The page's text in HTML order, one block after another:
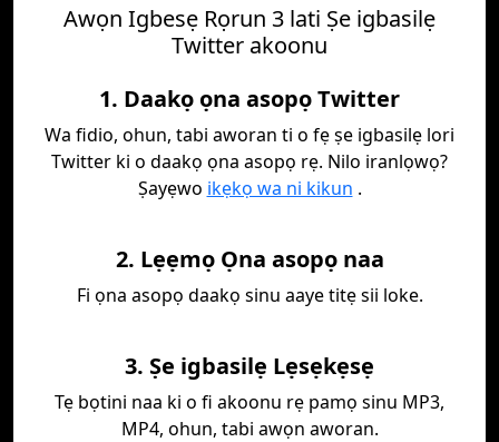
Awọn Igbesẹ Rọrun 3 lati Ṣe igbasilẹ
Twitter akoonu
1. Daakọ ọna asopọ Twitter
Wa fidio, ohun, tabi aworan ti o fẹ ṣe igbasilẹ lori
Twitter ki o daakọ ọna asopọ rẹ. Nilo iranlọwọ?
Ṣayẹwo ikẹkọ wa ni kikun .
2. Lẹẹmọ Ọna asopọ naa
Fi ọna asopọ daakọ sinu aaye titẹ sii loke.
3. Ṣe igbasilẹ Lẹsẹkẹsẹ
Tẹ bọtini naa ki o fi akoonu rẹ pamọ sinu MP3,
MP4, ohun, tabi awọn aworan.